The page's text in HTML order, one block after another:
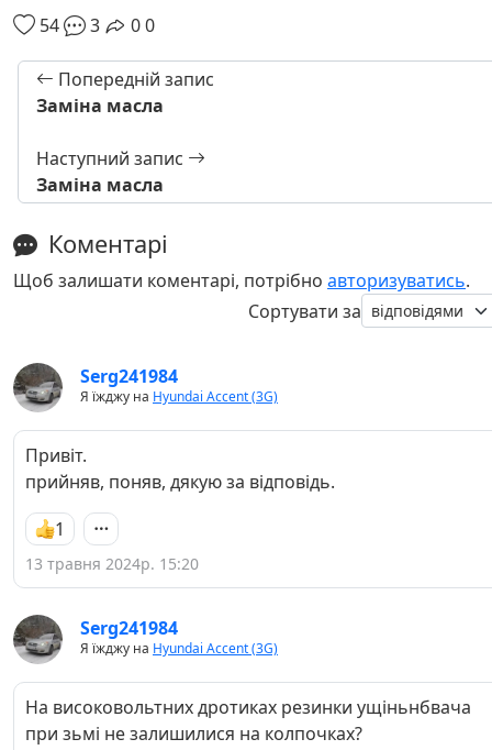
54
3 00
Попередній запис
Заміна масла
Наступний запис
Заміна масла
Коментарі
Щоб залишати коментарі, потрібно авторизуватись.
Сортувати за
Serg241984
Я їжджу на Hyundai Accent (3G)
Привіт.
прийняв, поняв, дякую за відповідь.
1
13 травня 2024р. 15:20
Serg241984
Я їжджу на Hyundai Accent (3G)
На високовольтних дротиках резинки ущіньнбвача
при зьмі не залишилися на колпочках?